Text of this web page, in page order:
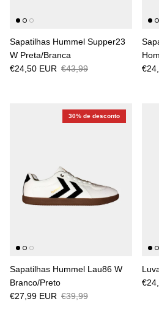
Sapatilhas Hummel Supper23
W Preta/Branca
€24,50 EUR €43,99
30% de desconto
Sapatilhas Hummel Lau86 W
Branco/Preto
€27,99 EUR €39,99